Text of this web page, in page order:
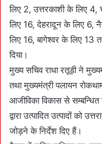
लिए 2, उत्तरकाशी के लिए 4,
लिए 16, देहरादून के लिए 6,
लिए 16, बागेश्वर के लिए 13
दिया।
मुख्य सचिव राधा रतूड़ी ने
तथा मुख्यमंत्री पलायन
आजीविका विकास से
द्वारा उत्पादित उत्पादों को
जोड़ने के निर्देश दिए हैं।